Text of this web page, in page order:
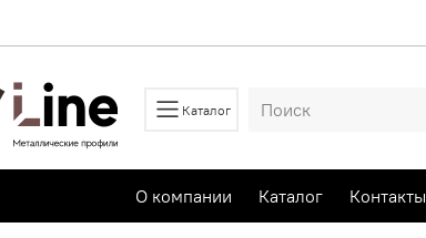
Каталог
О компании Каталог Контакты